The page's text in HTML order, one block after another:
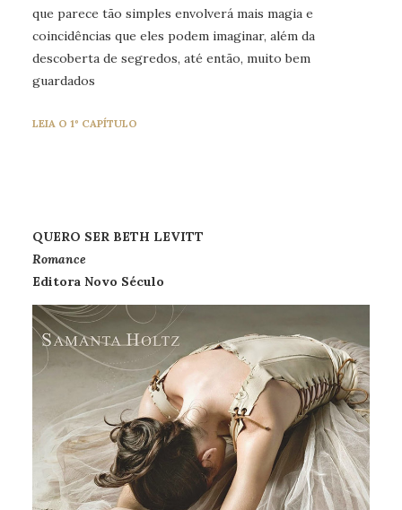
que parece tão simples envolverá mais magia e
coincidências que eles podem imaginar, além da
descoberta de segredos, até então, muito bem
guardados
LEIA O 1º CAPÍTULO
QUERO SER BETH LEVITT
Romance
Editora Novo Século